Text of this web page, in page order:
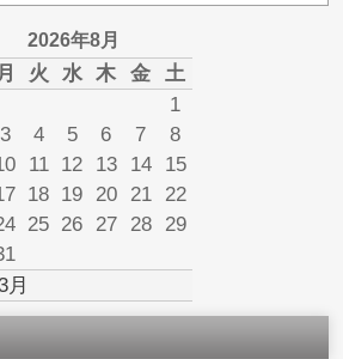
2026年8月
火 水 木 金 土
月
1
3 4 5 6 7
8
11 12 13 14
15
18 19 20 21
22
25 26 27 28
29